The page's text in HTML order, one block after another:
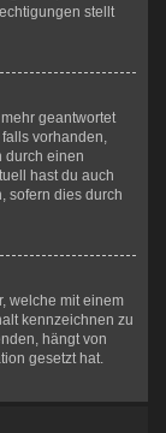
stellt
geantwortet
vorhanden,
durch einen
hast du auch
sofern dies durch
welche mit einem
kennzeichnen zu
hängt von
gesetzt hat.